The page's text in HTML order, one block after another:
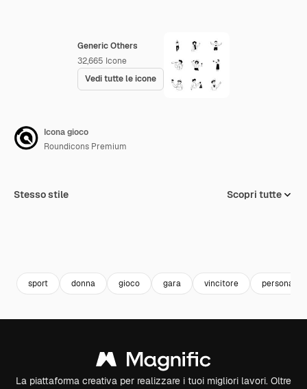
Generic Others
32,665 Icone
Vedi tutte le icone
Icona gioco
Roundicons Premium
Stesso stile Scopri tutte
sport donna gioco gara vincitore persona
La piattaforma creativa per realizzare i tuoi migliori lavori. Oltre